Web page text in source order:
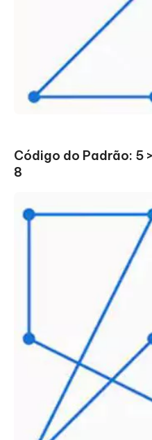
Código do Padrão: 5 >
8